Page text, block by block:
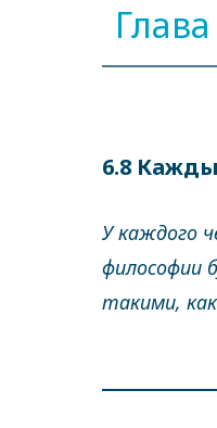
6.8
У каждого
философии
такими,